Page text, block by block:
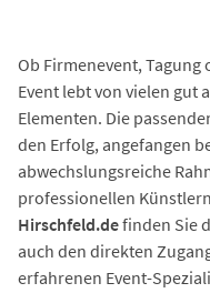
Ob Firmenevent,
Event lebt von vielen gut
Elementen. Die
den Erfolg, angefangen
abwechslungsreiche
professionellen
Hirschfeld.definden Sie
auch den direkten
erfahrenen Event-